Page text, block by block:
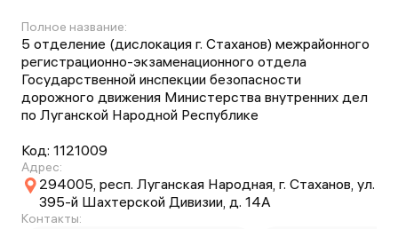
Полное название:
5 отделение (дислокация г. Стаханов) межрайонного
регистрационно-экзаменационного отдела
Государственной инспекции безопасности
дорожного движения Министерства внутренних дел
по Луганской Народной Республике
Код: 1121009
Адрес:
294005, респ. Луганская Народная, г. Стаханов, ул.
395-й Шахтерской Дивизии, д. 14А
Контакты: